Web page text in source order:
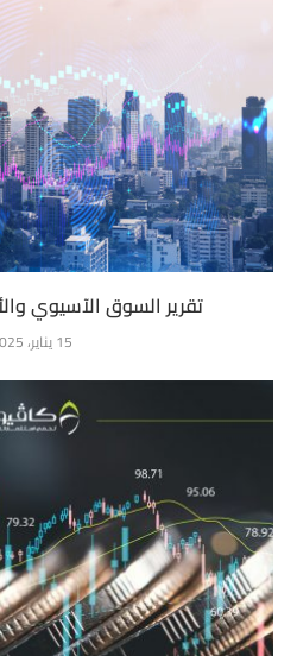
تقرير السوق الآسيوي
15 يناير، 2025